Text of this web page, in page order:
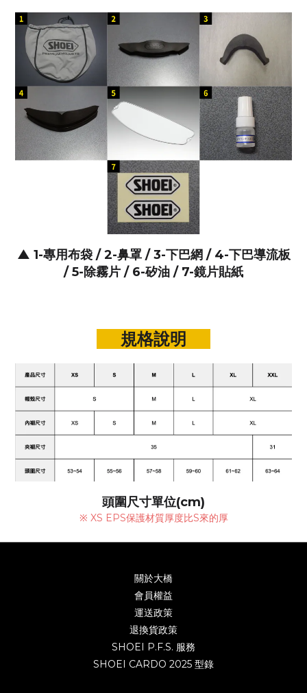
▲ 1-專用布袋 / 2-鼻罩 / 3-下巴網 / 4-下巴導流板
/ 5-除霧片 / 6-矽油 / 7-鏡片貼紙
規格說明
頭圍尺寸單位(cm)
※ XS EPS保護材質厚度比S來的厚
關於大橋
會員權益
運送政策
退換貨政策
SHOEI P.F.S. 服務
SHOEI CARDO 2025 型錄